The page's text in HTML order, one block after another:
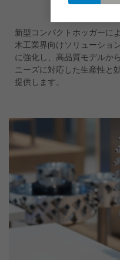
新型コンパクトホッガーに
木工業界向けソリューショ
に強化し、高品質モデルか
ニーズに対応した生産性と
提供します。